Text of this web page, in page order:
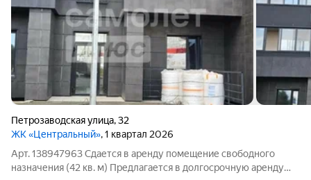
Петрозаводская улица,32
ЖК «Центральный», 1 квартал 2026
Арт. 138947963 Сдается в аренду помещение свободного
назначения (42 кв. м) Предлагается в долгосрочную аренду